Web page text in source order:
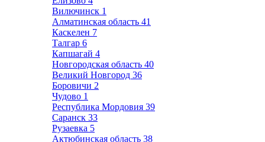
Вилючинск 1
Алматинская область 41
Каскелен 7
Талгар 6
Капшагай 4
Новгородская область 40
Великий Новгород 36
Боровичи 2
Чудово 1
Республика Мордовия 39
Саранск 33
Рузаевка 5
Актюбинская область 38